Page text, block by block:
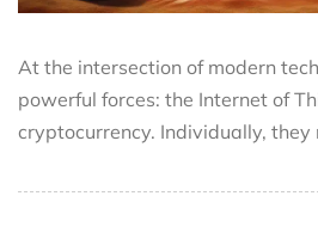
At the intersection of modern
powerful forces: the Internet of
cryptocurrency. Individually, they